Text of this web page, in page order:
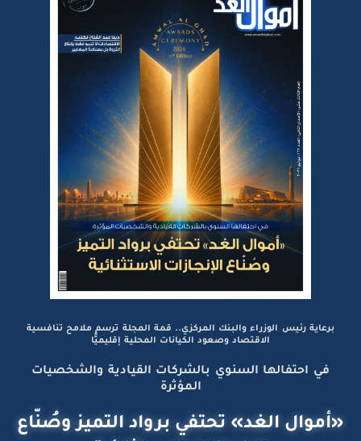
برعاية رئيس الوزراء والبنك المركزي.. قمة المجلة ترسم ملامح تنافسية
الاقتصاد وصعود الكيانات المحلية إقليميًّا
في احتفالها السنوي بالشركات القيادية والشخصيات
المؤثرة
«أموال الغد» تحتفي برواد التميز وصُنّاع